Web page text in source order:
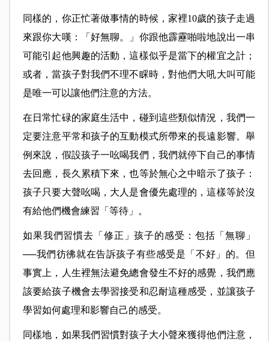
同樣的，你正忙著做事情的時候，家裡10歲的孩子走過
來跟你大嘆：「好無聊。」你跟他霹靂啪啦地說出一串
可能引起他興趣的活動，這樣似乎是當下的權宜之計；
或者，當孩子對我們不理不睬時，對他們大吼大叫可能
是唯一可以讓他們注意的方法。
在日常忙碌的家庭生活中，碰到這些類似情況，我們一
定要注意平常和孩子的互動模式所帶來的長遠影響。舉
例來說，假設孩子一吆喝我們，我們就停下自己的事情
去回應，長久累積下來，也等於無心之中暗示了孩子：
孩子只要大聲吆喝，大人是會優先處理的，這樣等於沒
有給他們機會練習「等待」。
如果我們習慣去「修正」孩子的感受：包括「無聊」
──我們彷彿就在告訴孩子有些感受是「不好」的。但
事實上，人生裡無法避免總會發生不好的感覺，我們應
該要給孩子機會去學習接受和忍耐這種感受，並讓孩子
學習如何處理和影響自己的感受。
同樣地，如果我們習慣對孩子大小聲來獲得他們注意，